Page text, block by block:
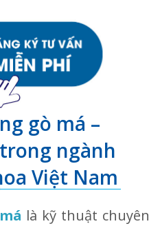
gò má –
ngành
Việt Nam
là kỹ thuật chuyên